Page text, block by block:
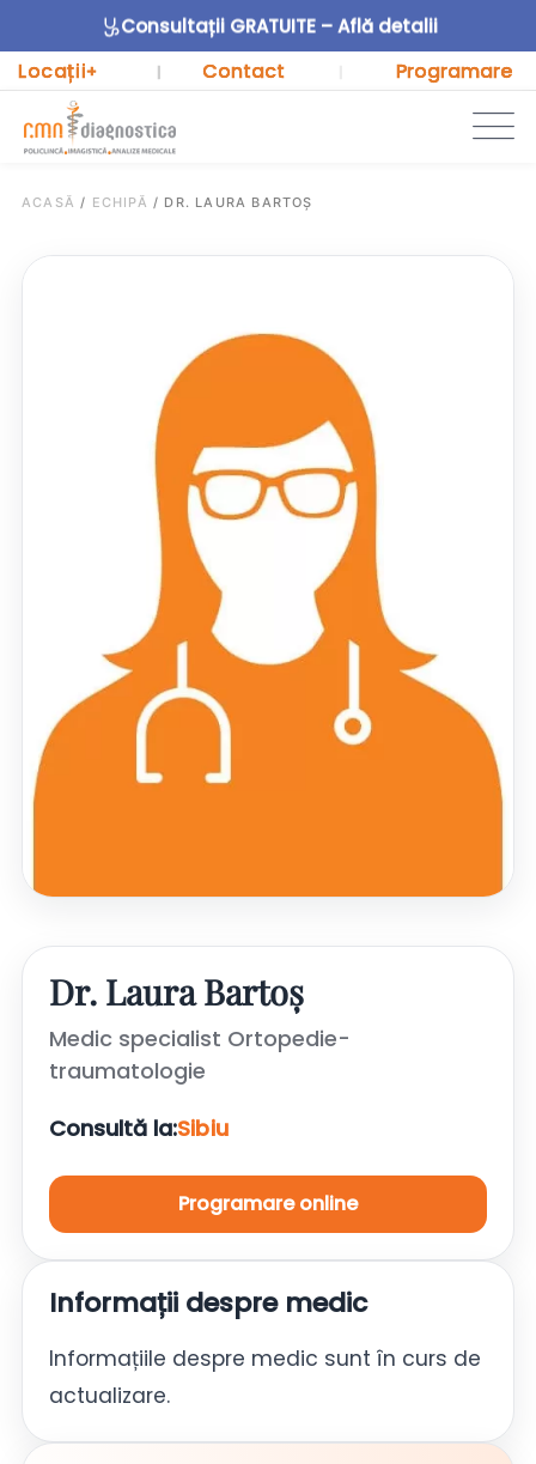
Consultații GRATUITE – Află detalii
Locații+ | Contact Programare
ACASĂ / ECHIPĂ / DR. LAURA BARTOȘ
Dr. Laura Bartoș
Medic specialist Ortopedie-
traumatologie
Consultă la:Sibiu
Programare online
Informații despre medic
Informațiile despre medic sunt în curs de
actualizare.